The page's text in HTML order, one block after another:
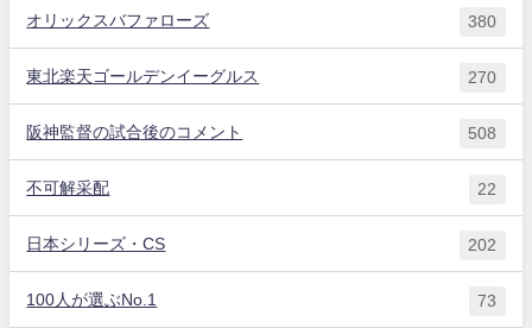
オリックスバファローズ 380
東北楽天ゴールデンイーグルス 270
阪神監督の試合後のコメント 508
不可解采配 22
日本シリーズ・CS 202
100人が選ぶNo.1 73